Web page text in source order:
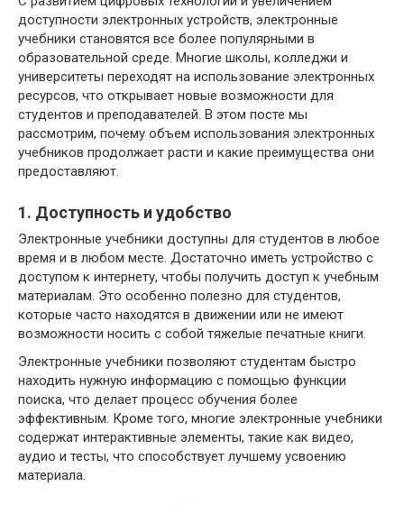
доступности электронных устройств, электронные
учебники становятся все более популярными в
образовательной среде. Многие школы, колледжи и
университеты переходят на использование электронных
ресурсов, что открывает новые возможности для
студентов и преподавателей. В этом посте мы
рассмотрим, почему объем использования электронных
учебников продолжает расти и какие преимущества они
предоставляют.
1. Доступность и удобство
Электронные учебники доступны для студентов в любое
время и в любом месте. Достаточно иметь устройство с
доступом к интернету, чтобы получить доступ к учебным
материалам. Это особенно полезно для студентов,
которые часто находятся в движении или не имеют
возможности носить с собой тяжелые печатные книги.
Электронные учебники позволяют студентам быстро
находить нужную информацию с помощью функции
поиска, что делает процесс обучения более
эффективным. Кроме того, многие электронные учебники
содержат интерактивные элементы, такие как видео,
аудио и тесты, что способствует лучшему усвоению
материала.